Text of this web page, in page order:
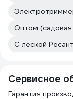
Оптом (садовая
С леской
Сервисное
Гарантия